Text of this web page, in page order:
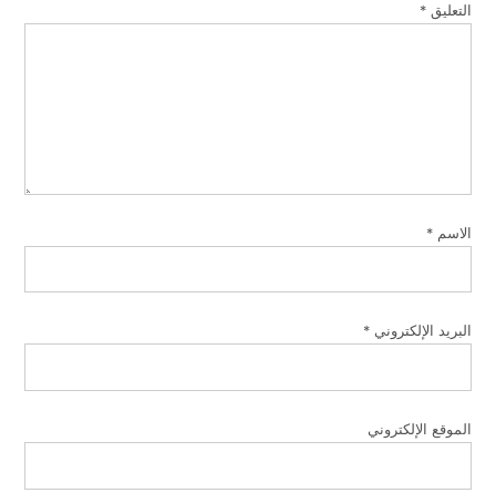
التعليق*
الاسم*
البريد الإلكتروني*
الموقع الإلكتروني